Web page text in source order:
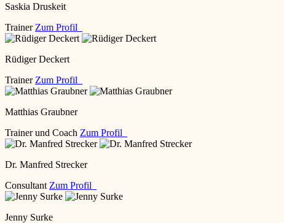
Saskia Druskeit
Trainer Zum Profil
Rüdiger Deckert
Trainer Zum Profil
Matthias Graubner
Trainer und Coach Zum Profil
Dr. Manfred Strecker
Consultant Zum Profil
Jenny Surke